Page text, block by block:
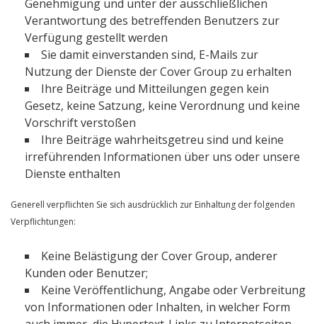
Genehmigung und unter der ausschließlichen
Verantwortung des betreffenden Benutzers zur
Verfügung gestellt werden
Sie damit einverstanden sind, E-Mails zur
Nutzung der Dienste der Cover Group zu erhalten
Ihre Beiträge und Mitteilungen gegen kein
Gesetz, keine Satzung, keine Verordnung und keine
Vorschrift verstoßen
Ihre Beiträge wahrheitsgetreu sind und keine
irreführenden Informationen über uns oder unsere
Dienste enthalten
Generell verpflichten Sie sich ausdrücklich zur Einhaltung der folgenden
Verpflichtungen:
Keine Belästigung der Cover Group, anderer
Kunden oder Benutzer;
Keine Veröffentlichung, Angabe oder Verbreitung
von Informationen oder Inhalten, in welcher Form